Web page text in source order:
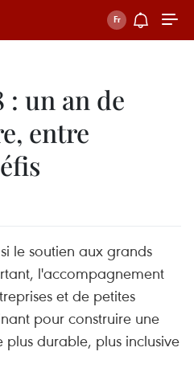
: un an de
entre
le soutien aux grands
l'accompagnement
et de petites
pour construire une
durable, plus inclusive